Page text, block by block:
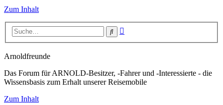
Zum Inhalt
Suche
Arnoldfreunde
Das Forum für ARNOLD-Besitzer, -Fahrer und -Interessierte - die
Wissensbasis zum Erhalt unserer Reisemobile
Zum Inhalt